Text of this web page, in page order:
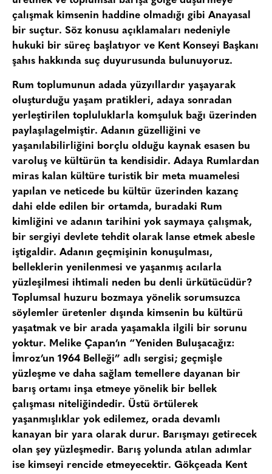
çalışmak kimsenin haddine olmadığı gibi Anayasal
bir suçtur. Söz konusu açıklamaları nedeniyle
hukuki bir süreç başlatıyor ve Kent Konseyi Başkanı
şahıs hakkında suç duyurusunda bulunuyoruz.
Rum toplumunun adada yüzyıllardır yaşayarak
oluşturduğu yaşam pratikleri, adaya sonradan
yerleştirilen topluluklarla komşuluk bağı üzerinden
paylaşılagelmiştir. Adanın güzelliğini ve
yaşanılabilirliğini borçlu olduğu kaynak esasen bu
varoluş ve kültürün ta kendisidir. Adaya Rumlardan
miras kalan kültüre turistik bir meta muamelesi
yapılan ve neticede bu kültür üzerinden kazanç
dahi elde edilen bir ortamda, buradaki Rum
kimliğini ve adanın tarihini yok saymaya çalışmak,
bir sergiyi devlete tehdit olarak lanse etmek abesle
iştigaldir. Adanın geçmişinin konuşulması,
belleklerin yenilenmesi ve yaşanmış acılarla
yüzleşilmesi ihtimali neden bu denli ürkütücüdür?
Toplumsal huzuru bozmaya yönelik sorumsuzca
söylemler üretenler dışında kimsenin bu kültürü
yaşatmak ve bir arada yaşamakla ilgili bir sorunu
yoktur. Melike Çapan’ın “Yeniden Buluşacağız:
İmroz’un 1964 Belleği” adlı sergisi; geçmişle
yüzleşme ve daha sağlam temellere dayanan bir
barış ortamı inşa etmeye yönelik bir bellek
çalışması niteliğindedir. Üstü örtülerek
yaşanmışlıklar yok edilemez, orada devamlı
kanayan bir yara olarak durur. Barışmayı getirecek
olan şey yüzleşmedir. Barış yolunda atılan adımlar
ise kimseyi rencide etmeyecektir. Gökçeada Kent